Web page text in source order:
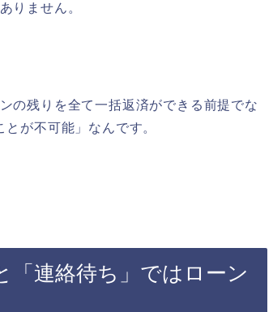
りません。
の残りを全て一括返済ができる前提でな
が不可能」なんです。
「連絡待ち」ではローン